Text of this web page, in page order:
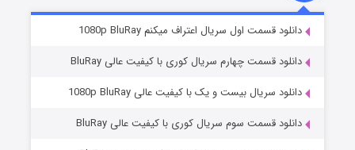
قسمت۲ (زیرنویس) منتشر شد
دانلود قسمت اول سریال اعتراف میکنم 1080p BluRay
دانلود قسمت چهارم سریال کوری با کیفیت عالی BluRay
دانلود سریال بیست و یک با کیفیت عالی 1080p BluRay
دانلود قسمت سوم سریال کوری با کیفیت عالی BluRay